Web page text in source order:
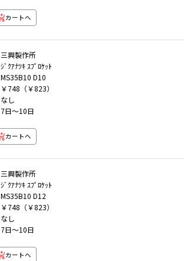
カートへ
三興製作所
ｼﾞｸｱﾅﾂｷ ｽﾌﾟﾛｹｯﾄ
MS35B10 D10
￥748（￥823）
なし
7日～10日
カートへ
三興製作所
ｼﾞｸｱﾅﾂｷ ｽﾌﾟﾛｹｯﾄ
MS35B10 D12
￥748（￥823）
なし
7日～10日
カートへ